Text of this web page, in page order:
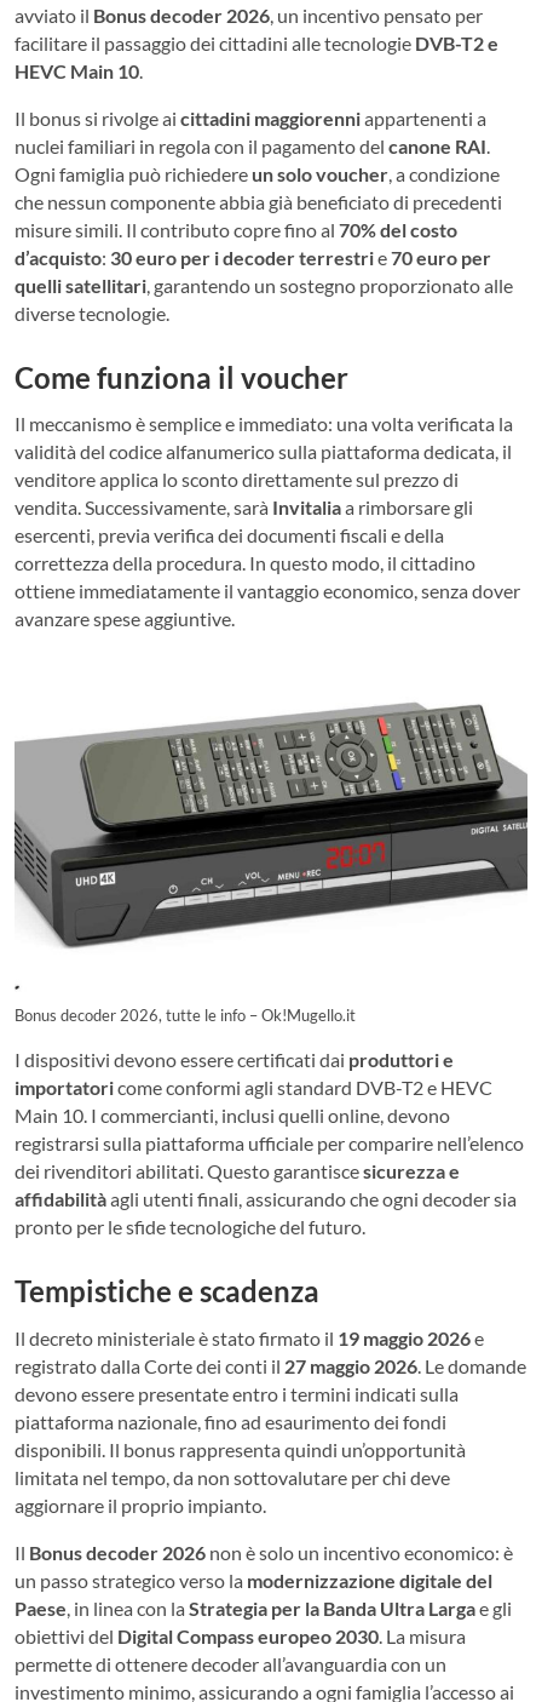
avviato il Bonus decoder 2026 , un incentivo pensato per
facilitare il passaggio dei cittadini alle tecnologie DVB-T2 e
HEVC Main 10
Il bonus si rivolge ai cittadini maggiorenniappartenenti a
nuclei familiari in regola con il pagamento del canone RAI
Ogni famiglia può richiedere un solo voucher , a condizione
che nessun componente abbia già beneficiato di precedenti
misure simili. Il contributo copre fino al 70% del costo
d’acquisto: 30 euro per i decoder terrestrie70 euro per
quelli satellitari , garantendo un sostegno proporzionato alle
diverse tecnologie.
Come funziona il voucher
Il meccanismo è semplice e immediato: una volta verificata la
validità del codice alfanumerico sulla piattaforma dedicata, il
venditore applica lo sconto direttamente sul prezzo di
vendita. Successivamente, sarà Invitaliaa rimborsare gli
esercenti, previa verifica dei documenti fiscali e della
correttezza della procedura. In questo modo, il cittadino
ottiene immediatamente il vantaggio economico, senza dover
avanzare spese aggiuntive.
Bonus decoder 2026, tutte le info – Ok!Mugello.it
I dispositivi devono essere certificati dai produttori e
importatoricome conformi agli standard DVB-T2 e HEVC
Main 10. I commercianti, inclusi quelli online, devono
registrarsi sulla piattaforma ufficiale per comparire nell’elenco
dei rivenditori abilitati. Questo garantiscesicurezza e
affidabilitàagli utenti finali, assicurando che ogni decoder sia
pronto per le sfide tecnologiche del futuro.
Tempistiche e scadenza
Il decreto ministeriale è stato firmato il 19 maggio 2026e
registrato dalla Corte dei conti il 27 maggio 2026 . Le domande
devono essere presentate entro i termini indicati sulla
piattaforma nazionale, fino ad esaurimento dei fondi
disponibili. Il bonus rappresenta quindi un’opportunità
limitata nel tempo, da non sottovalutare per chi deve
aggiornare il proprio impianto.
Il Bonus decoder 2026 non è solo un incentivo economico: è
un passo strategico verso la modernizzazione digitale del
Paese , in linea con la Strategia per la Banda Ultra Largae gli
obiettivi del Digital Compass europeo 2030 . La misura
permette di ottenere decoder all’avanguardia con un
investimento minimo, assicurando a ogni famiglia l’accesso ai